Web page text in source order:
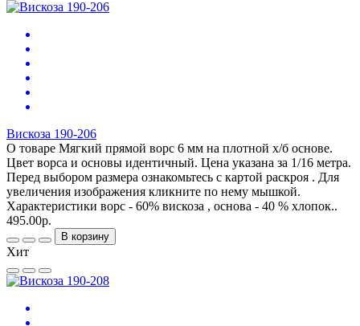
Вискоза 190-206
О товаре Мягкий прямой ворс 6 мм на плотной х/б основе.
Цвет ворса и основы идентичный. Цена указана за 1/16 метра.
Перед выбором размера ознакомьтесь с картой раскроя . Для
увеличения изображения кликните по нему мышкой.
Характеристики ворс - 60% вискоза , основа - 40 % хлопок..
495.00р.
В корзину
Хит